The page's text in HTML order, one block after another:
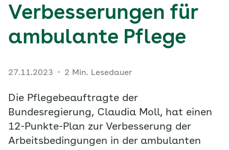
Verbesserungen für
ambulante Pflege
27.11.2023 2 Min. Lesedauer
Die Pflegebeauftragte der
Bundesregierung, Claudia Moll, hat einen
12-Punkte-Plan zur Verbesserung der
Arbeitsbedingungen in der ambulanten